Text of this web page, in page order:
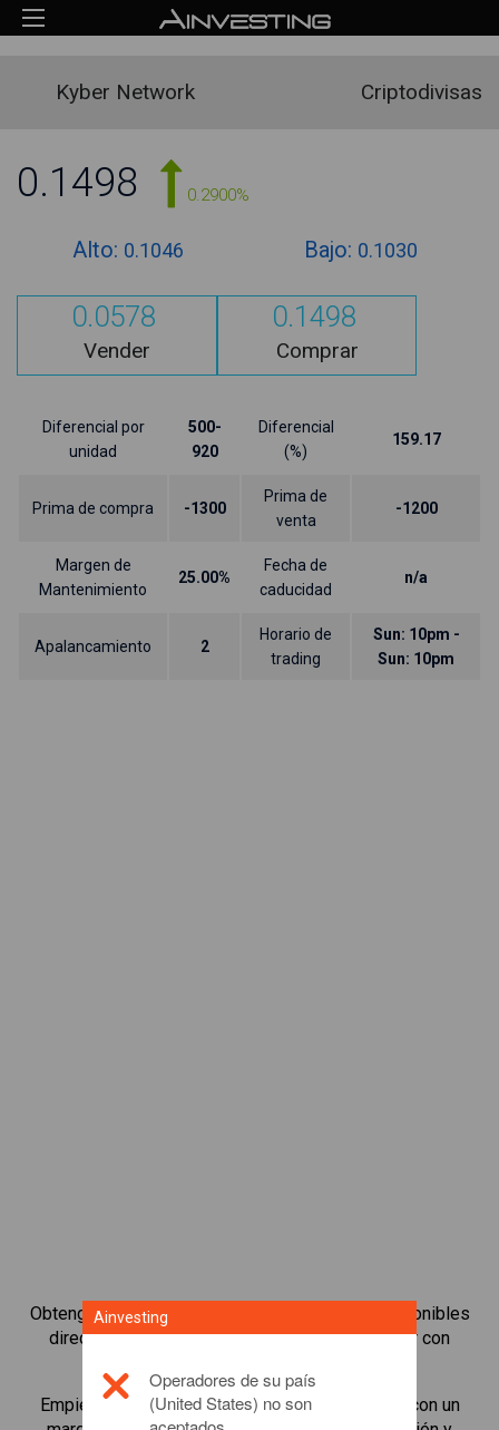
Kyber Network Criptodivisas
0.1498 0.2900%
Alto: 0.1046 Bajo: 0.1030
0.0578
Vender
0.1498
Comprar
Diferencial por
unidad
500-
920
Diferencial
(%)
159.17
Prima de compra -1300
Prima de
venta
-1200
Margen de
Mantenimiento
25.00%
Fecha de
caducidad
n/a
Apalancamiento 2
Horario de
trading
Sun: 10pm -
Sun: 10pm
Obtenga acceso a los bonos más populares disponibles
directamente en nuestra plataforma para operar con
Empiece a operar con CFDs en Kyber Network
con un
Ainvesting
Operadores de su país
(United States) no son